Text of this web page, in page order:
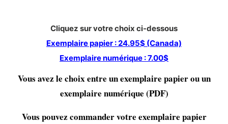
Cliquez sur votre choix ci-dessous
Exemplaire papier : 24.95$ (Canada)
Exemplaire numérique : 7.00$
Vous avez le choix entre un exemplaire papier ou un
exemplaire numérique (PDF)
Vous pouvez commander votre exemplaire papier